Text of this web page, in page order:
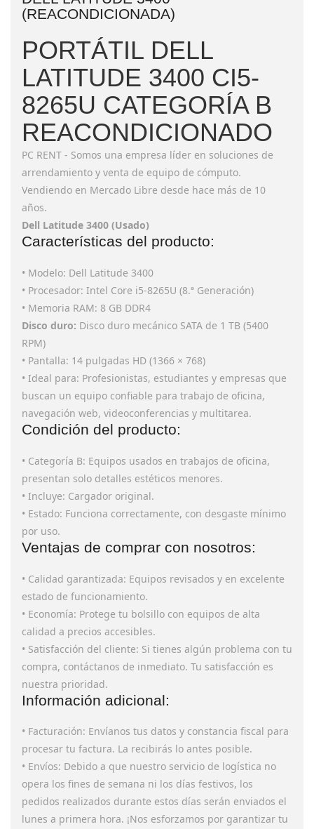
(REACONDICIONADA)
PORTÁTIL DELL
LATITUDE 3400 CI5-
8265U CATEGORÍA B
REACONDICIONADO
PC RENT - Somos una empresa líder en soluciones de
arrendamiento y venta de equipo de cómputo.
Vendiendo en Mercado Libre desde hace más de 10
años.
Dell Latitude 3400 (Usado)
Características del producto:
• Modelo: Dell Latitude 3400
• Procesador: Intel Core i5-8265U (8.ª Generación)
• Memoria RAM: 8 GB DDR4
Disco duro: Disco duro mecánico SATA de 1 TB (5400
RPM)
• Pantalla: 14 pulgadas HD (1366 × 768)
• Ideal para: Profesionistas, estudiantes y empresas que
buscan un equipo confiable para trabajo de oficina,
navegación web, videoconferencias y multitarea.
Condición del producto:
• Categoría B: Equipos usados en trabajos de oficina,
presentan solo detalles estéticos menores.
• Incluye: Cargador original.
• Estado: Funciona correctamente, con desgaste mínimo
por uso.
Ventajas de comprar con nosotros:
• Calidad garantizada: Equipos revisados y en excelente
estado de funcionamiento.
• Economía: Protege tu bolsillo con equipos de alta
calidad a precios accesibles.
• Satisfacción del cliente: Si tienes algún problema con tu
compra, contáctanos de inmediato. Tu satisfacción es
nuestra prioridad.
Información adicional:
• Facturación: Envíanos tus datos y constancia fiscal para
procesar tu factura. La recibirás lo antes posible.
• Envíos: Debido a que nuestro servicio de logística no
opera los fines de semana ni los días festivos, los
pedidos realizados durante estos días serán enviados el
lunes a primera hora. ¡Nos esforzamos por garantizar tu